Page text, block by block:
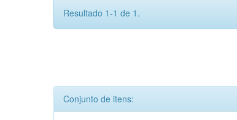
Resultado 1-1 de 1.
Conjunto de itens: